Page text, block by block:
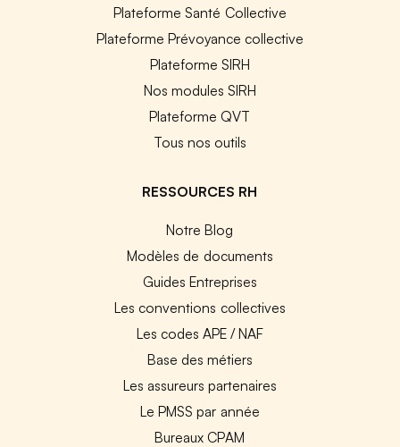
Plateforme Santé Collective
Plateforme Prévoyance collective
Plateforme SIRH
Nos modules SIRH
Plateforme QVT
Tous nos outils
RESSOURCES RH
Notre Blog
Modèles de documents
Guides Entreprises
Les conventions collectives
Les codes APE / NAF
Base des métiers
Les assureurs partenaires
Le PMSS par année
Bureaux CPAM